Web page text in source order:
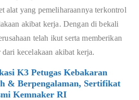
alat yang pemeliharaannya terkontrol
akibat kerja. Dengan di bekali
telah ikut serta memberikan
kecelakaan akibat kerja.
K3 Petugas Kebakaran
& Berpengalaman, Sertifikat
Kemnaker RI